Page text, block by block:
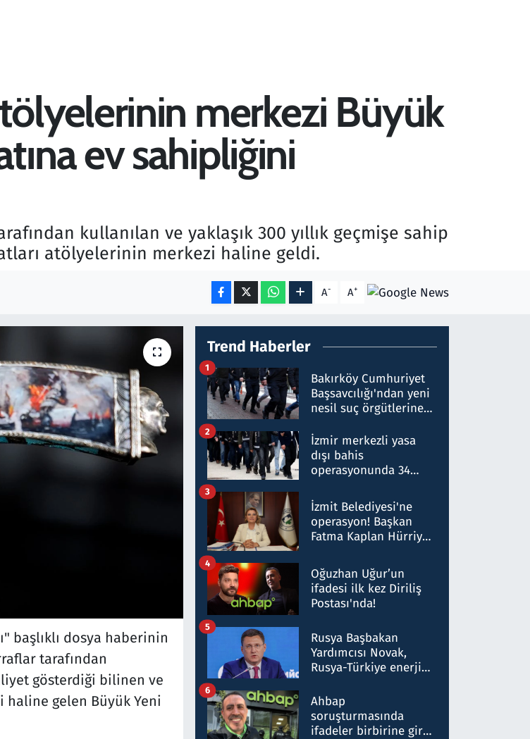
merkezi Büyük
ev sahipliğini
kullanılan ve yaklaşık 300 yıllık geçmişe sahip
atölyelerinin merkezi haline geldi.
A- A+
başlıklı dosya haberinin
tarafından
gösterdiği bilinen ve
gelen Büyük Yeni
Trend Haberler
Bakırköy Cumhuriyet
Başsavcılığı'ndan yeni
nesil suç örgütlerine
hakkında gözaltı kararı
1
İzmir merkezli yasa
dışı bahis
operasyonunda 34
Milyar liralık para
trafiği tespit edildi
2
İzmit Belediyesi'ne
operasyon! Başkan
Fatma Kaplan Hürriyet
3
Oğuzhan Uğur’un
ifadesi ilk kez Diriliş
Postası'nda!
4
Rusya Başbakan
Yardımcısı Novak,
Rusya-Türkiye enerji
nitelikte olduğunu
belirtti
5
Ahbap
soruşturmasında
ifadeler birbirine girdi:
6